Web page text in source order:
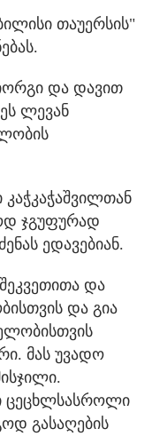
თაუერსის"
და დავით
ლევან
კაჭკაჭაშვილთან
ჯგუფურად
ედავებიან.
და
და გია
მას უვადო
ცეცხლსასროლი
გასაღების